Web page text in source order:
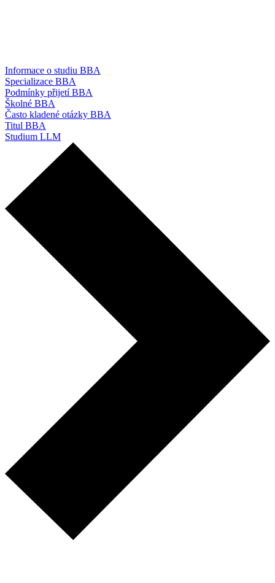
Informace o studiu BBA
Specializace BBA
Podmínky přijetí BBA
Školné BBA
Často kladené otázky BBA
Titul BBA
Studium LLM